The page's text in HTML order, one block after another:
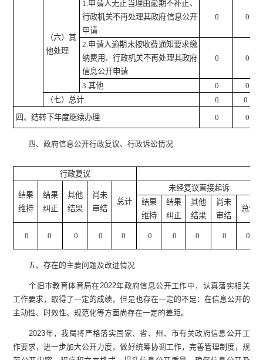
（六）其
他处理
1.申请人无正当理由逾期不补正、
行政机关不再处理其政府信息公开
申请
0 0
2.申请人逾期未按收费通知要求缴
纳费用、行政机关不再处理其政府
信息公开申请
0 0
3.其他 0
0
（七）总计
0
0
四、结转下年度继续办理
0 0
四、政府信息公开行政复议、行政诉讼情况
行政复议
结果
维持
结果
纠正
其他
结果
尚未
审结
总计
未经复议直接起诉
结果
维持
结果
纠正
其他
结果
尚未
审结
总计
0 0 0 0 0 0 0 0 0 0
五、存在的主要问题及改进情况
个旧市教育体育局在2022年政府信息公开工作中，认真落实相关
工作要求，取得了一定的成绩，但是也存在一定的不足：在信息公开的
主动性、时效性、规范化等方面尚存在一定的差距。
2023年，我局将严格落实国家、省、州、市有关政府信息公开工
作要求，进一步加大公开力度，做好统筹协调工作，完善管理制度，规